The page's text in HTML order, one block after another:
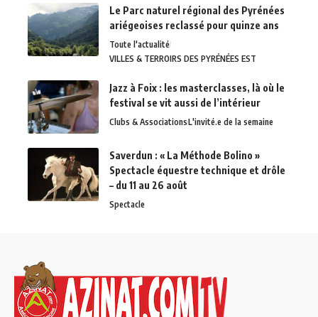
Le Parc naturel régional des Pyrénées
ariégeoises reclassé pour quinze ans
Toute l'actualité
VILLES & TERROIRS DES PYRÉNÉES EST
Jazz à Foix : les masterclasses, là où le
festival se vit aussi de l’intérieur
Clubs & AssociationsL'invité.e de la semaine
Saverdun : « La Méthode Bolino »
Spectacle équestre technique et drôle
– du 11 au 26 août
Spectacle